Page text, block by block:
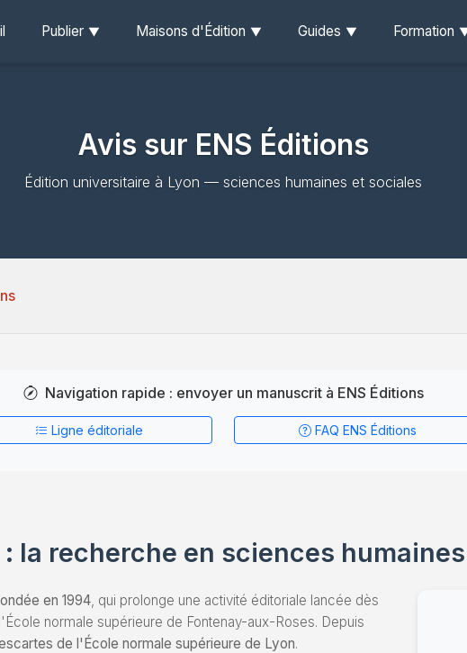
Publier Maisons d'Édition Guides Formation
Avis sur ENS Éditions
Édition universitaire à Lyon — sciences humaines et sociales
Navigation rapide : envoyer un manuscrit à ENS Éditions
Ligne éditoriale FAQ ENS Éditions
: la recherche en sciences
en 1994, qui prolonge une activité éditoriale lancée dès
normale supérieure de Fontenay-aux-Roses. Depuis
de l'École normale supérieure de Lyon.